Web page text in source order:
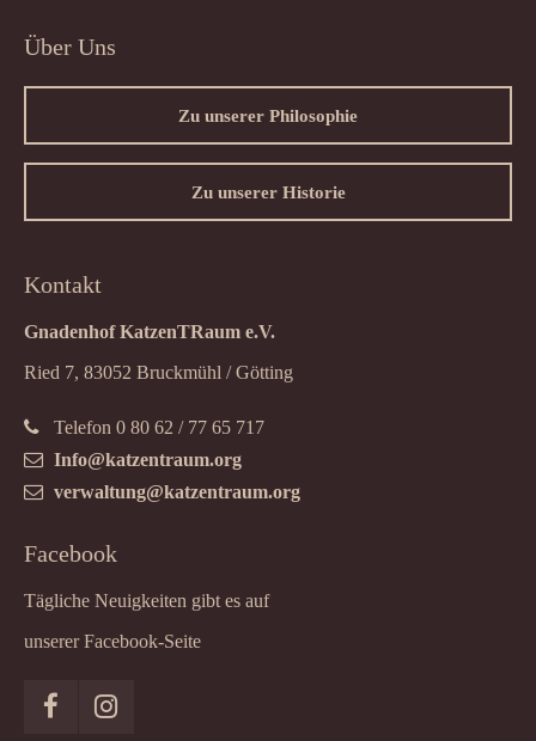
Über Uns
Zu unserer Philosophie
Zu unserer Historie
Kontakt
Gnadenhof KatzenTRaum e.V.
Ried 7, 83052 Bruckmühl / Götting
Telefon 0 80 62 / 77 65 717
Info@katzentraum.org
verwaltung@katzentraum.org
Facebook
Tägliche Neuigkeiten gibt es auf
unserer Facebook-Seite